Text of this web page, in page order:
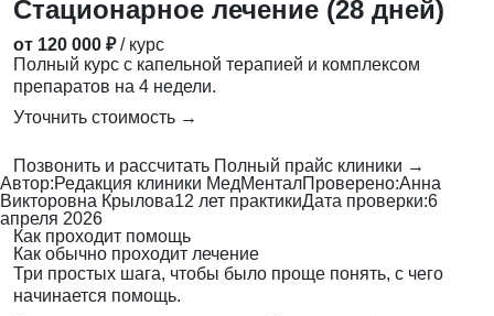
Стационарное лечение (28 дней)
от 120 000 ₽ / курс
Полный курс с капельной терапией и комплексом
препаратов на 4 недели.
Уточнить стоимость →
Позвонить и рассчитать Полный прайс клиники →
Автор:Редакция клиники МедМенталПроверено:Анна
Викторовна Крылова12 лет практикиДата проверки:6
апреля 2026
Как проходит помощь
Как обычно проходит лечение
Три простых шага, чтобы было проще понять, с чего
начинается помощь.